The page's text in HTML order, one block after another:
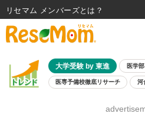
大学受験 by 東進 医学部
医専予備校徹底リサーチ 河
8月開催学校説明会
リセマム メンバーズ